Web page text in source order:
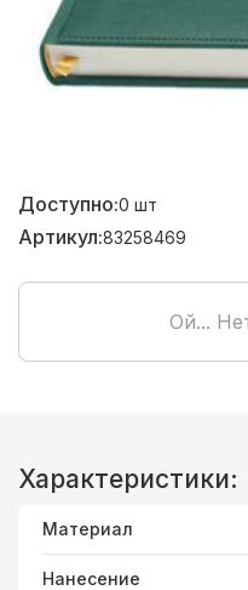
Доступно:0 шт
Артикул:83258469
Ой...
Характеристики:
Материал
Нанесение